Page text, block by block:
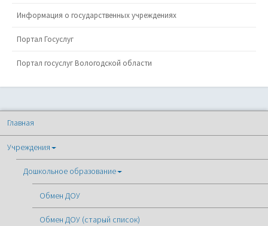
Информация о государственных учреждениях
Портал Госуслуг
Портал госуслуг Вологодской области
Главная
Учреждения
Дошкольное образование
Обмен ДОУ
Обмен ДОУ (старый список)